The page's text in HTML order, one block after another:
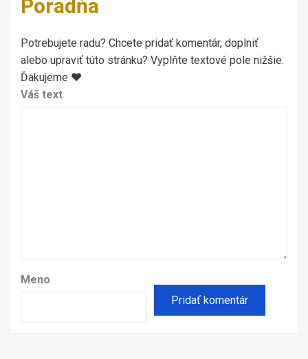
Poradňa
Potrebujete radu? Chcete pridať komentár, doplniť
alebo upraviť túto stránku? Vyplňte textové pole nižšie.
Ďakujeme ♥
Váš text
Meno